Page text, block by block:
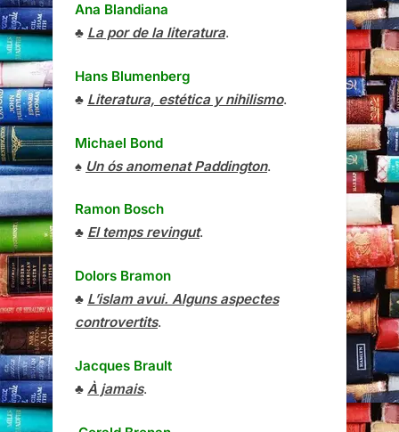
Ana Blandiana
♣ La por de la literatura.
Hans Blumenberg
♣ Literatura, estética y nihilismo.
Michael Bond
♠ Un ós anomenat Paddington.
Ramon Bosch
♣ El temps revingut.
Dolors Bramon
♣ L’islam avui. Alguns aspectes
controvertits.
Jacques Brault
♣ À jamais.